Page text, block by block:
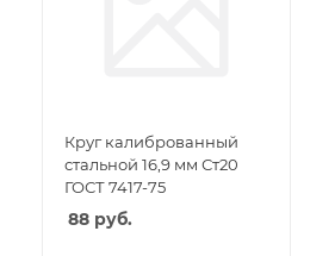
Круг калиброванный
стальной 16,9 мм Ст20
ГОСТ 7417-75
88 руб.